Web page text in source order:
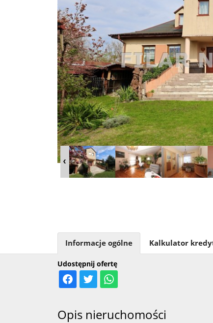
Udostępnij ofertę
Informacje ogólne Kalkulator
Opis nieruchomości